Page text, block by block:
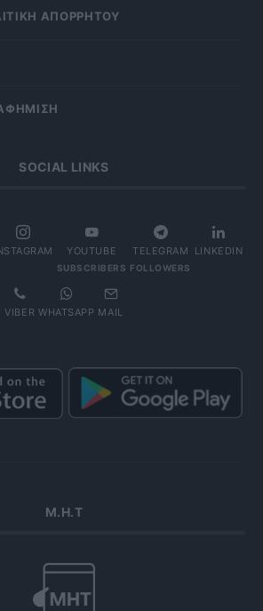
ΑΠΟΡΡΗΤΟΥ
SOCIAL LINKS
YOUTUBE
SUBSCRIBERS
TELEGRAM
FOLLOWERS
LINKEDIN
VIBER WHATSAPP MAIL
Μ.Η.Τ